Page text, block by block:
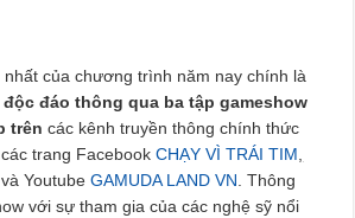
của chương trình năm nay chính là
đáo thông qua ba tập gameshow
trên các kênh truyền thông chính thức
trang FacebookCHẠY VÌ TRÁI TIM,
và YoutubeGAMUDA LAND VN. Thông
với sự tham gia của các nghệ sỹ nổi